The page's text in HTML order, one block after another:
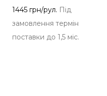
1445 грн/рул. Під
замовлення термін
поставки до 1,5 міс.